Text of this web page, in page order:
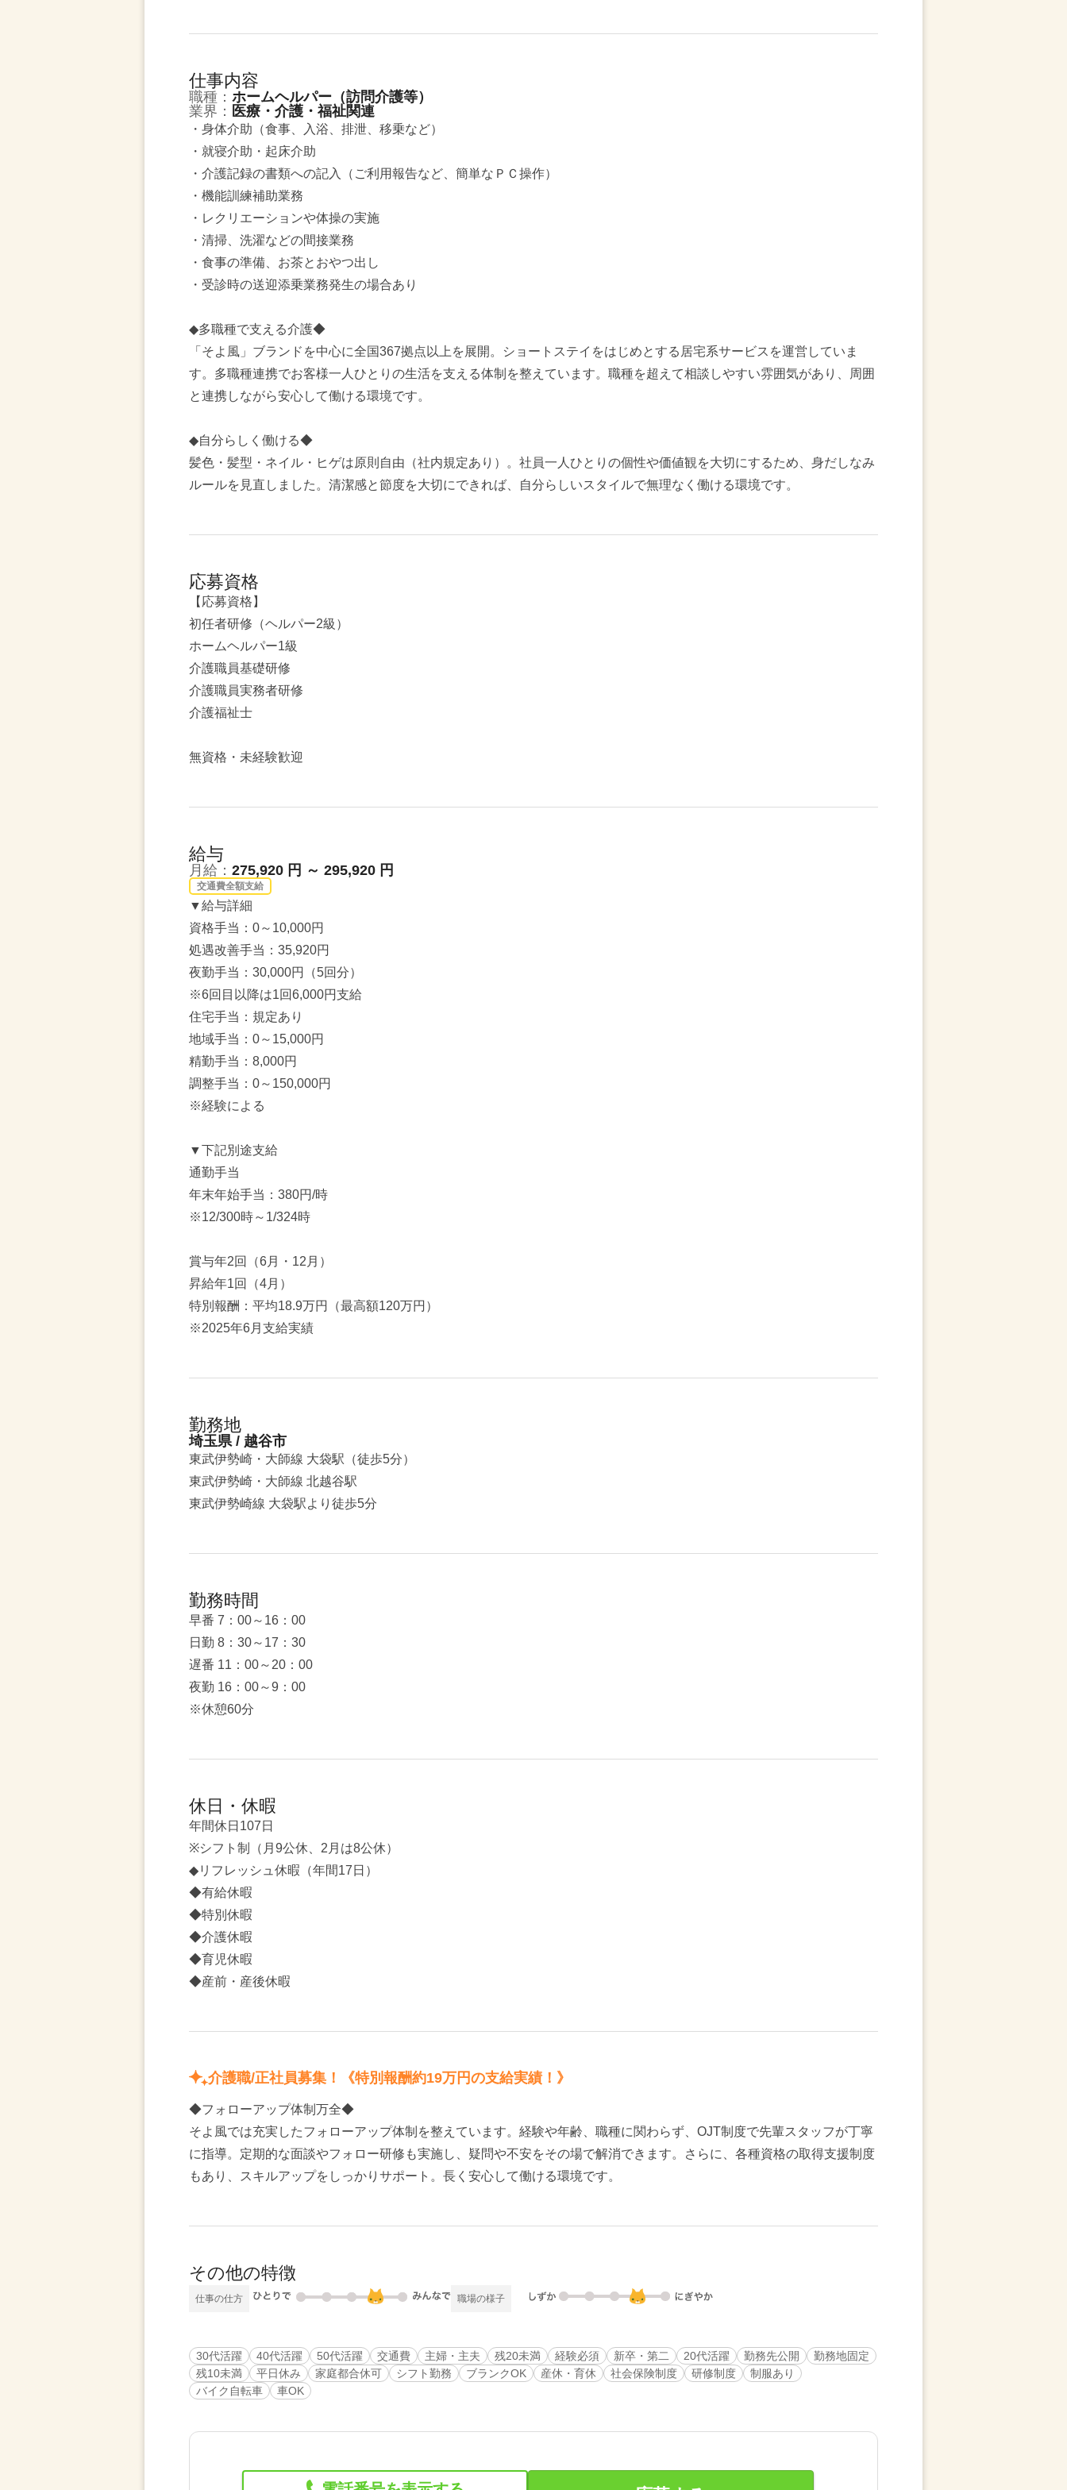
仕事内容
職種： ホームヘルパー（訪問介護等）
業界： 医療・介護・福祉関連
・身体介助（食事、入浴、排泄、移乗など）
・就寝介助・起床介助
・介護記録の書類への記入（ご利用報告など、簡単なＰＣ操作）
・機能訓練補助業務
・レクリエーションや体操の実施
・清掃、洗濯などの間接業務
・食事の準備、お茶とおやつ出し
・受診時の送迎添乗業務発生の場合あり
◆多職種で支える介護◆
「そよ風」ブランドを中心に全国367拠点以上を展開。ショートステイをはじめとする居宅系サービスを運営していま
す。多職種連携でお客様一人ひとりの生活を支える体制を整えています。職種を超えて相談しやすい雰囲気があり、周囲
と連携しながら安心して働ける環境です。
◆自分らしく働ける◆
髪色・髪型・ネイル・ヒゲは原則自由（社内規定あり）。社員一人ひとりの個性や価値観を大切にするため、身だしなみ
ルールを見直しました。清潔感と節度を大切にできれば、自分らしいスタイルで無理なく働ける環境です。
応募資格
【応募資格】
初任者研修（ヘルパー2級）
ホームヘルパー1級
介護職員基礎研修
介護職員実務者研修
介護福祉士
無資格・未経験歓迎
給与
月給： 275,920 円 ～ 295,920 円
交通費全額支給
▼給与詳細
資格手当：0～10,000円
処遇改善手当：35,920円
夜勤手当：30,000円（5回分）
※6回目以降は1回6,000円支給
住宅手当：規定あり
地域手当：0～15,000円
精勤手当：8,000円
調整手当：0～150,000円
※経験による
▼下記別途支給
通勤手当
年末年始手当：380円/時
※12/300時～1/324時
賞与年2回（6月・12月）
昇給年1回（4月）
特別報酬：平均18.9万円（最高額120万円）
※2025年6月支給実績
勤務地
埼玉県 / 越谷市
東武伊勢崎・大師線 大袋駅（徒歩5分）
東武伊勢崎・大師線 北越谷駅
東武伊勢崎線 大袋駅より徒歩5分
勤務時間
早番 7：00～16：00
日勤 8：30～17：30
遅番 11：00～20：00
夜勤 16：00～9：00
※休憩60分
休日・休暇
年間休日107日
※シフト制（月9公休、2月は8公休）
◆リフレッシュ休暇（年間17日）
◆有給休暇
◆特別休暇
◆介護休暇
◆育児休暇
◆産前・産後休暇
介護職/正社員募集！《特別報酬約19万円の支給実績！》
◆フォローアップ体制万全◆
そよ風では充実したフォローアップ体制を整えています。経験や年齢、職種に関わらず、OJT制度で先輩スタッフが丁寧
に指導。定期的な面談やフォロー研修も実施し、疑問や不安をその場で解消できます。さらに、各種資格の取得支援制度
もあり、スキルアップをしっかりサポート。長く安心して働ける環境です。
その他の特徴
仕事の仕方 職場の様子
30代活躍 40代活躍 50代活躍 交通費 主婦・主夫 残20未満 経験必須 新卒・第二 20代活躍 勤務先公開
勤務地固定
残10未満
平日休み 家庭都合休可 シフト勤務 ブランクOK 産休・育休 社会保険制度 研修制度
制服あり
バイク自転車
車OK